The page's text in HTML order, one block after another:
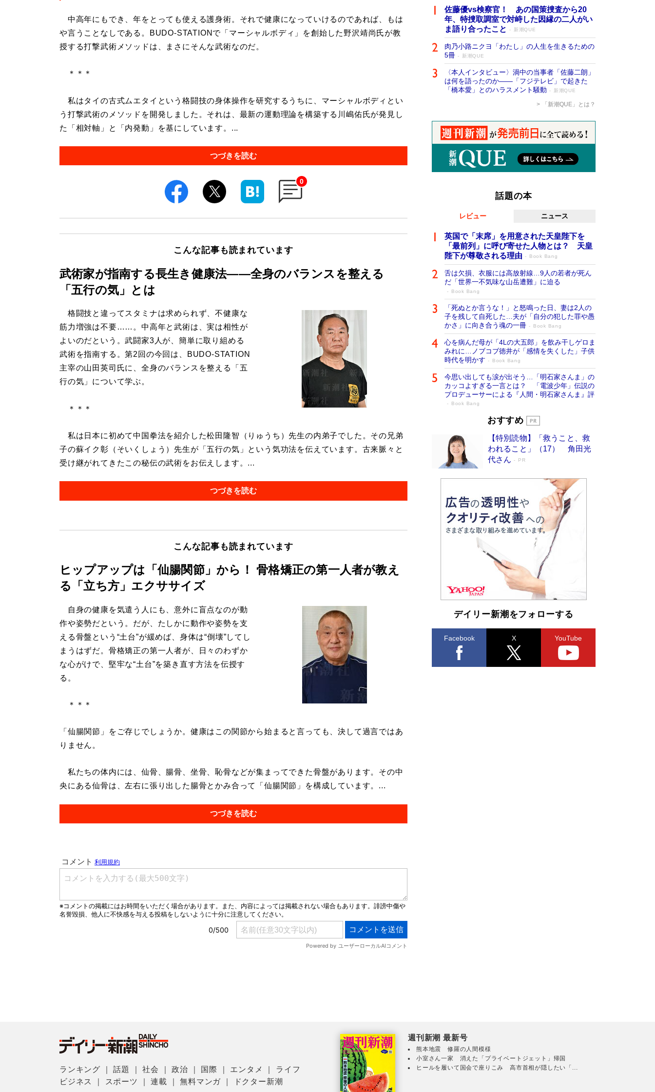
中高年にもでき、年をとっても使える護身術。それで健康になっていけるのであれば、もは
や言うことなしである。BUDO-STATIONで「マーシャルボディ」を創始した野沢靖尚氏が教
授する打撃武術メソッドは、まさにそんな武術なのだ。
＊＊＊
私はタイの古式ムエタイという格闘技の身体操作を研究するうちに、マーシャルボディとい
う打撃武術のメソッドを開発しました。それは、最新の運動理論を構築する川嶋佑氏が発見し
た「相対軸」と「内発動」を基にしています。...
つづきを読む
0
こんな記事も読まれています
武術家が指南する長生き健康法――全身のバランスを整える
「五行の気」とは
格闘技と違ってスタミナは求められず、不健康な
筋力増強は不要……。中高年と武術は、実は相性が
よいのだという。武闘家3人が、簡単に取り組める
武術を指南する。第2回の今回は、BUDO-STATION
主宰の山田英司氏に、全身のバランスを整える「五
行の気」について学ぶ。
＊＊＊
私は日本に初めて中国拳法を紹介した松田隆智（りゅうち）先生の内弟子でした。その兄弟
子の蘇イク彰（そいくしょう）先生が「五行の気」という気功法を伝えています。古来脈々と
受け継がれてきたこの秘伝の武術をお伝えします。...
つづきを読む
こんな記事も読まれています
ヒップアップは「仙腸関節」から！ 骨格矯正の第一人者が教え
る「立ち方」エクササイズ
自身の健康を気遣う人にも、意外に盲点なのが動
作や姿勢だという。だが、たしかに動作や姿勢を支
える骨盤という“土台”が緩めば、身体は“倒壊”してし
まうはずだ。骨格矯正の第一人者が、日々のわずか
な心がけで、堅牢な“土台”を築き直す方法を伝授す
る。
＊＊＊
「仙腸関節」をご存じでしょうか。健康はこの関節から始まると言っても、決して過言ではあ
りません。
私たちの体内には、仙骨、腸骨、坐骨、恥骨などが集まってできた骨盤があります。その中
央にある仙骨は、左右に張り出した腸骨とかみ合って「仙腸関節」を構成しています。...
つづきを読む
佐藤優vs検察官！ あの国策捜査から20
年、特捜取調室で対峙した因縁の二人がい
ま語り合ったこと
新潮QUE
肉乃小路ニクヨ「わたし」の人生を生きるための
5冊
新潮QUE
〈本人インタビュー〉渦中の当事者「佐藤二朗」
は何を語ったのか――「フジテレビ」で起きた
「橋本愛」とのハラスメント騒動
新潮QUE
「新潮QUE」とは？
話題の本
レビュー ニュース
英国で「末席」を用意された天皇陛下を
「最前列」に呼び寄せた人物とは？ 天皇
陛下が尊敬される理由
Book Bang
舌は欠損、衣服には高放射線…9人の若者が死ん
だ「世界一不気味な山岳遭難」に迫る
Book Bang
「死ぬとか言うな！」と怒鳴った日、妻は2人の
子を残して自死した…夫が「自分の犯した罪や愚
かさ」に向き合う魂の一冊
Book Bang
心を病んだ母が「4Lの大五郎」を飲み干しゲロま
みれに…ノブコブ徳井が「感情を失くした」子供
時代を明かす
Book Bang
今思い出しても涙が出そう…「明石家さんま」の
カッコよすぎる一言とは？ 「電波少年」伝説の
プロデューサーによる『人間・明石家さんま』評
Book Bang
「宇宙兄弟」最終46巻がベストセラー1
物語に幕 特装版には「宇宙で描かれたマ
ンガ」も収録
Book Bang
美輪明宏 晩年の回答を集めた『ほほえんで生き
「『火垂るの墓』は、大嘘である」原作者が抱き
続けた“自責の念”とは…「自己憐憫は描きたくな
い」監督が徹底的にこだわったこと（後編） #
戦争の記憶
Book Bang
入社10年目にして最下位の営業がトップに大逆
転 上司の“意外な一言”から生まれた「雑談のテ
Book Bang
皇室はなぜ世界から尊敬されているのか？ 「天
皇陛下はお元気でおられるか」がサウジ国王の第
一声になる理由
おすすめ
【特別読物】「救うこと、救
われること」（17） 角田光
代さん
PR
デイリー新潮をフォローする
Facebook X YouTube
ランキング ｜話題 ｜社会 ｜政治 国際 エンタメ
ライフ
ビジネス
スポーツ ｜連載 ｜無料マンガ ドクター新潮
週刊新潮 最新号
熊本地震 修羅の人間模様
小室さん一家 消えた「プライベートジェット」帰国
ヒールを履いて国会で座りこみ 高市首相が隠したい「...